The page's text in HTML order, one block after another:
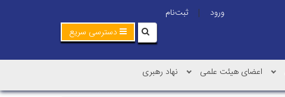
ورود |
ثبت‌نام
دسترسی سریع
اعضای هیئت علمی نهاد رهبری